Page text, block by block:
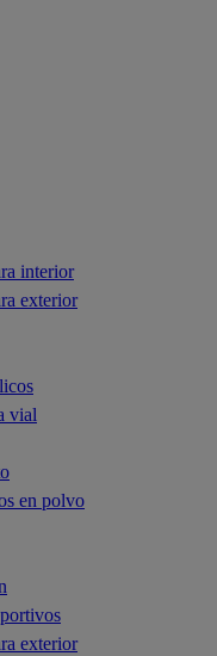
interior
exterior
vial
en polvo
exterior